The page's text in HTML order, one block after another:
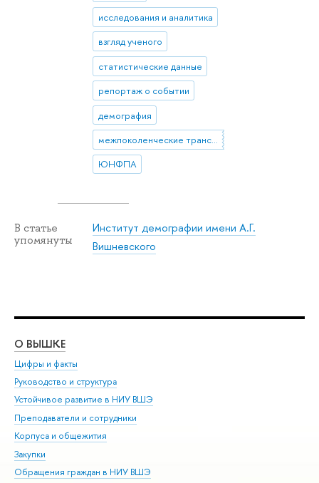
исследования и аналитика
взгляд ученого
статистические данные
репортаж о событии
демография
межпоколенческие трансфертные счета
ЮНФПА
В статье
упомянуты
Институт демографии имени А.Г.
Вишневского
О ВЫШКЕ
Цифры и факты
Руководство и структура
Устойчивое развитие в НИУ ВШЭ
Преподаватели и сотрудники
Корпуса и общежития
Закупки
Обращения граждан в НИУ ВШЭ